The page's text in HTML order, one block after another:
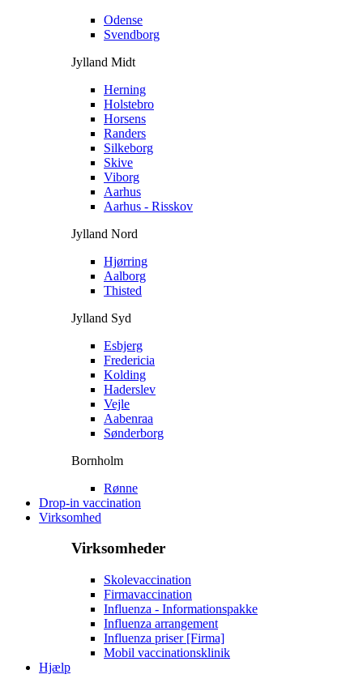
Odense
Svendborg
Jylland Midt
Herning
Holstebro
Horsens
Randers
Silkeborg
Skive
Viborg
Aarhus
Aarhus - Risskov
Jylland Nord
Hjørring
Aalborg
Thisted
Jylland Syd
Esbjerg
Fredericia
Kolding
Haderslev
Vejle
Aabenraa
Sønderborg
Bornholm
Rønne
Drop-in vaccination
Virksomhed
Virksomheder
Skolevaccination
Firmavaccination
Influenza - Informationspakke
Influenza arrangement
Influenza priser [Firma]
Mobil vaccinationsklinik
Hjælp